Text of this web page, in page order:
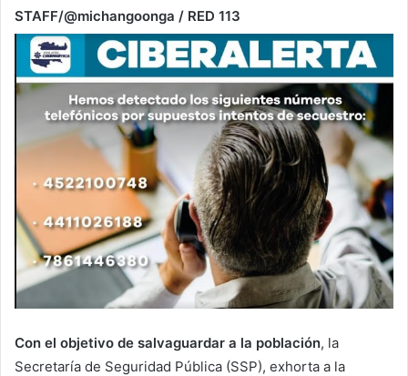
STAFF/@michangoonga / RED 113
Con el objetivo de salvaguardar a la población, la
Secretaría de Seguridad Pública (SSP), exhorta a la